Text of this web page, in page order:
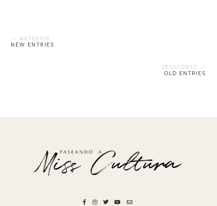
NEW ENTRIES
OLD ENTRIES